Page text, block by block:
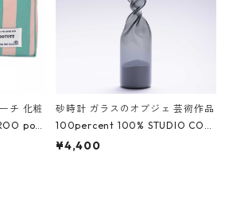
チ 化粧
pou
ーチ.ラ
砂時計 ガラスのオブジェ 芸術作品
100percent 100% STUDIO COH
AKU Timeless 100パーセント ス
¥4,400